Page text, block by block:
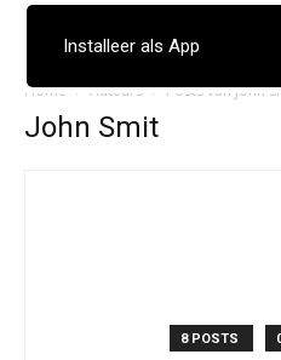
Home Auteurs Posts van John
John Smit
8 POSTS
Installeer als App